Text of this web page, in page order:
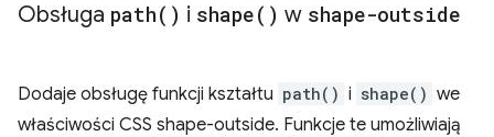
Obsługa path( ) i shape( ) w shape-outside
Dodaje obsługę funkcji kształtu path() i shape() we
właściwości CSS shape-outside. Funkcje te umożliwiają